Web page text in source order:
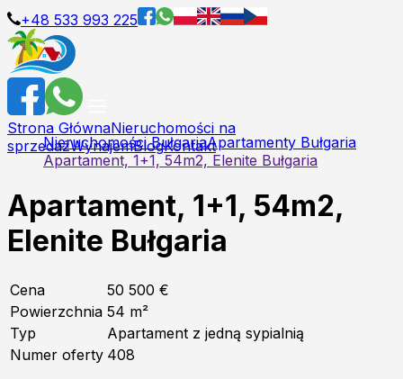
+48 533 993 225
Strona GłównaNieruchomości na
sprzedażWynajemBlogKontakt
Nieruchomości BułgariaApartamenty Bułgaria
Apartament, 1+1, 54m2, Elenite Bułgaria
Apartament, 1+1, 54m2,
Elenite Bułgaria
Cena
50 500 €
Powierzchnia 54 m²
Typ
Apartament z jedną sypialnią
Numer oferty 408